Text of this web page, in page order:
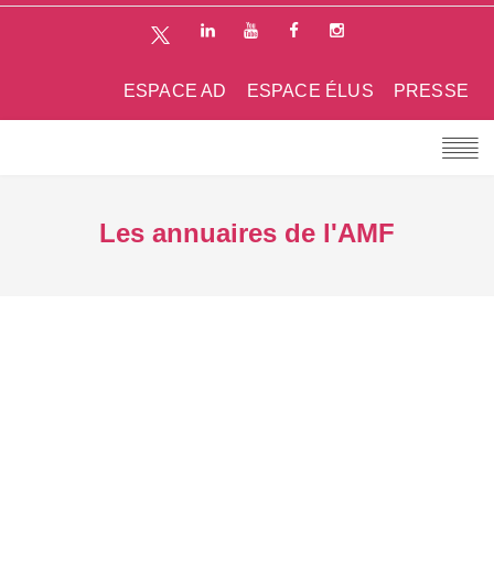
PRESSE
ESPACE ÉLUS
ESPACE AD
Les annuaires de l'AMF